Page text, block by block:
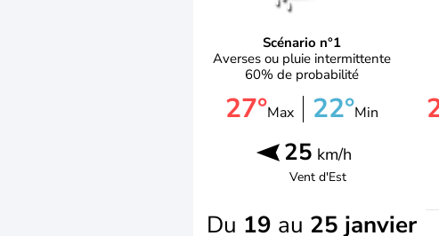
Scénario n°1
Averses ou pluie intermittente
60% de probabilité
27°Max 22°Min
25 km/h
Vent d'Est
Du 19 au 25 janvier